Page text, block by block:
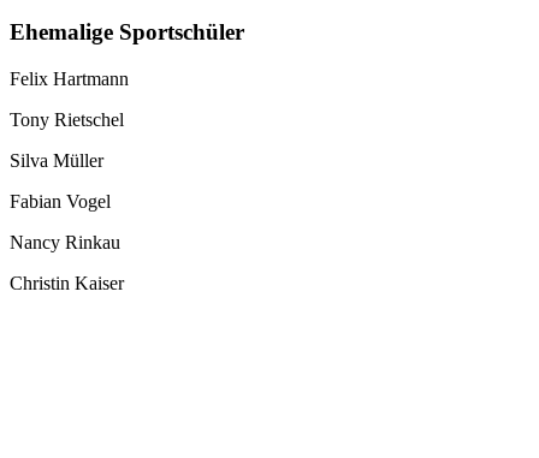
Ehemalige Sportschüler
Felix Hartmann
Tony Rietschel
Silva Müller
Fabian Vogel
Nancy Rinkau
Christin Kaiser